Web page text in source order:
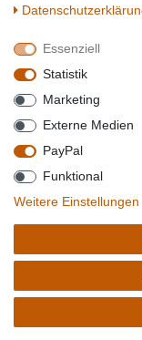
MESSMER
0.05
Essenziell
Statistik
Marketing
Externe Medien
PayPal
Funktional
Weitere Einstellungen